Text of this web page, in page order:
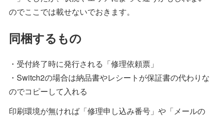
のでここでは載せないでおきます。
同梱するもの
・受付終了時に発行される「修理依頼票」
・Switch2の場合は納品書やレシートが保証書の代わりな
のでコピーして入れる
印刷環境が無ければ「修理申し込み番号」や「メールの